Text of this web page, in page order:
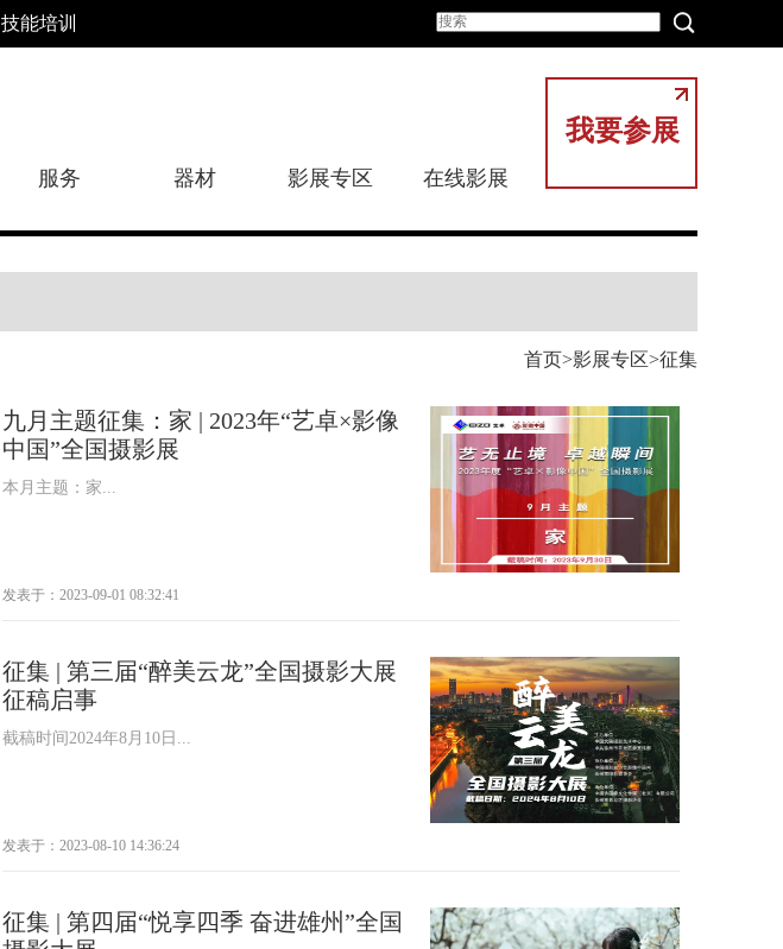
技能培训
我要参展
服务 器材 影展专区 在线影展
首页 影展专区 征集
九月主题征集：家 | 2023年“艺卓×影像
中国”全国摄影展
本月主题：家...
发表于：2023-09-01 08:32:41
征集 | 第三届“醉美云龙”全国摄影大展
征稿启事
截稿时间2024年8月10日...
发表于：2023-08-10 14:36:24
征集 | 第四届“悦享四季 奋进雄州”全国